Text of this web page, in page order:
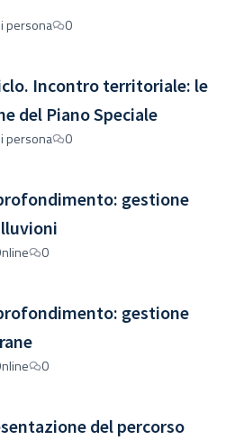
persona 0
Incontro territoriale: le
del Piano Speciale
persona 0
gestione
0
gestione
0
del percorso